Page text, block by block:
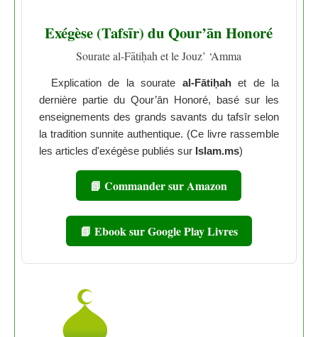
Exégèse (Tafsīr) du Qour’ān Honoré
Sourate al-Fātiḥah et le Jouz’ ‘Amma
Explication de la sourate al-Fātiḥahet de la
dernière partie du Qour’ān Honoré, basé sur les
enseignements des grands savants du tafsīr selon
la tradition sunnite authentique. (Ce livre rassemble
les articles d'exégèse publiés sur Islam.ms)
📘 Commander sur Amazon
📘 Ebook sur Google Play Livres